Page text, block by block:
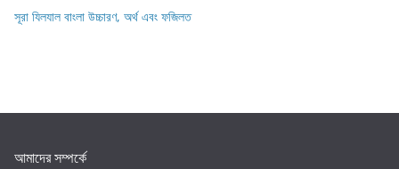
সূরা যিলযাল বাংলা উচ্চারণ, অর্থ এবং ফজিলত
আমাদের সম্পর্কে